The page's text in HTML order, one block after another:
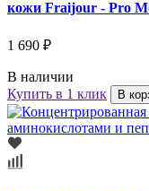
кожи Fraijour - Pro
1 690 ₽
В наличии
Купить в 1 клик
В